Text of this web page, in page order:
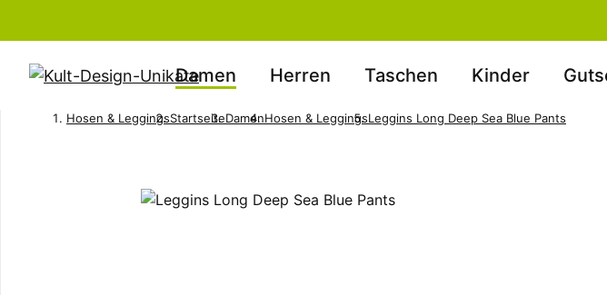
Damen Herren Taschen Kinder
Hosen & LeggingsStartseiteDamenHosen & LeggingsLeggins Long Deep Sea Blue Pants